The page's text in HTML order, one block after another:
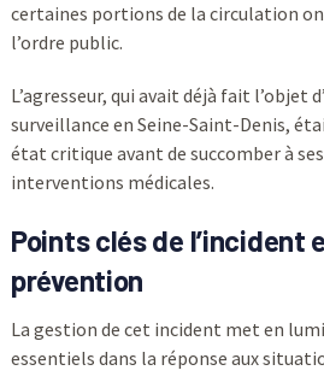
certaines portions de la circulation
l’ordre public.
L’agresseur, qui avait déjà fait l’objet
surveillance en Seine-Saint-Denis,
état critique avant de succomber à
interventions médicales.
Points clés de l’incident
prévention
La gestion de cet incident met en
essentiels dans la réponse aux